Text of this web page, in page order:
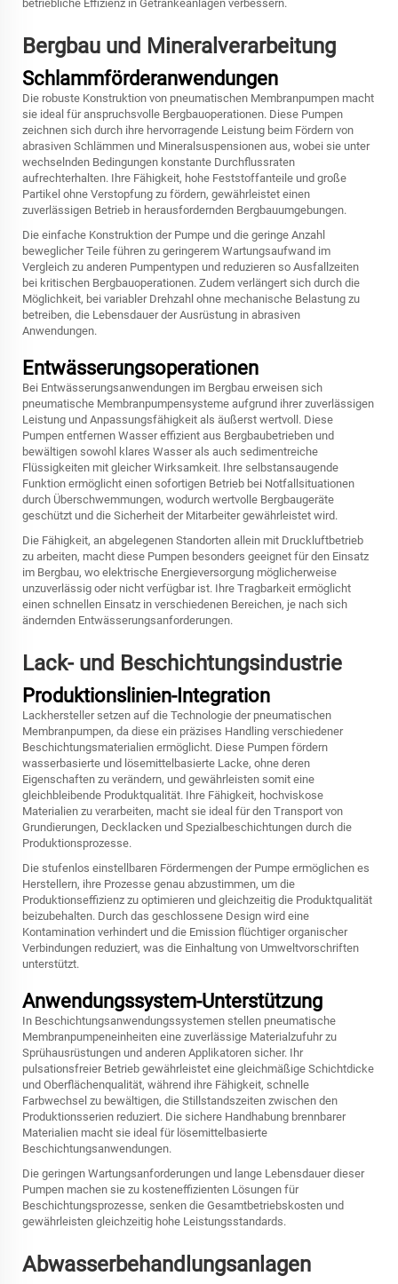
betriebliche Effizienz in Getränkeanlagen verbessern.
Bergbau und Mineralverarbeitung
Schlammförderanwendungen
Die robuste Konstruktion von pneumatischen Membranpumpen macht
sie ideal für anspruchsvolle Bergbauoperationen. Diese Pumpen
zeichnen sich durch ihre hervorragende Leistung beim Fördern von
abrasiven Schlämmen und Mineralsuspensionen aus, wobei sie unter
wechselnden Bedingungen konstante Durchflussraten
aufrechterhalten. Ihre Fähigkeit, hohe Feststoffanteile und große
Partikel ohne Verstopfung zu fördern, gewährleistet einen
zuverlässigen Betrieb in herausfordernden Bergbauumgebungen.
Die einfache Konstruktion der Pumpe und die geringe Anzahl
beweglicher Teile führen zu geringerem Wartungsaufwand im
Vergleich zu anderen Pumpentypen und reduzieren so Ausfallzeiten
bei kritischen Bergbauoperationen. Zudem verlängert sich durch die
Möglichkeit, bei variabler Drehzahl ohne mechanische Belastung zu
betreiben, die Lebensdauer der Ausrüstung in abrasiven
Anwendungen.
Entwässerungsoperationen
Bei Entwässerungsanwendungen im Bergbau erweisen sich
pneumatische Membranpumpensysteme aufgrund ihrer zuverlässigen
Leistung und Anpassungsfähigkeit als äußerst wertvoll. Diese
Pumpen entfernen Wasser effizient aus Bergbaubetrieben und
bewältigen sowohl klares Wasser als auch sedimentreiche
Flüssigkeiten mit gleicher Wirksamkeit. Ihre selbstansaugende
Funktion ermöglicht einen sofortigen Betrieb bei Notfallsituationen
durch Überschwemmungen, wodurch wertvolle Bergbaugeräte
geschützt und die Sicherheit der Mitarbeiter gewährleistet wird.
Die Fähigkeit, an abgelegenen Standorten allein mit Druckluftbetrieb
zu arbeiten, macht diese Pumpen besonders geeignet für den Einsatz
im Bergbau, wo elektrische Energieversorgung möglicherweise
unzuverlässig oder nicht verfügbar ist. Ihre Tragbarkeit ermöglicht
einen schnellen Einsatz in verschiedenen Bereichen, je nach sich
ändernden Entwässerungsanforderungen.
Lack- und Beschichtungsindustrie
Produktionslinien-Integration
Lackhersteller setzen auf die Technologie der pneumatischen
Membranpumpen, da diese ein präzises Handling verschiedener
Beschichtungsmaterialien ermöglicht. Diese Pumpen fördern
wasserbasierte und lösemittelbasierte Lacke, ohne deren
Eigenschaften zu verändern, und gewährleisten somit eine
gleichbleibende Produktqualität. Ihre Fähigkeit, hochviskose
Materialien zu verarbeiten, macht sie ideal für den Transport von
Grundierungen, Decklacken und Spezialbeschichtungen durch die
Produktionsprozesse.
Die stufenlos einstellbaren Fördermengen der Pumpe ermöglichen es
Herstellern, ihre Prozesse genau abzustimmen, um die
Produktionseffizienz zu optimieren und gleichzeitig die Produktqualität
beizubehalten. Durch das geschlossene Design wird eine
Kontamination verhindert und die Emission flüchtiger organischer
Verbindungen reduziert, was die Einhaltung von Umweltvorschriften
unterstützt.
Anwendungssystem-Unterstützung
In Beschichtungsanwendungssystemen stellen pneumatische
Membranpumpeneinheiten eine zuverlässige Materialzufuhr zu
Sprühausrüstungen und anderen Applikatoren sicher. Ihr
pulsationsfreier Betrieb gewährleistet eine gleichmäßige Schichtdicke
und Oberflächenqualität, während ihre Fähigkeit, schnelle
Farbwechsel zu bewältigen, die Stillstandszeiten zwischen den
Produktionsserien reduziert. Die sichere Handhabung brennbarer
Materialien macht sie ideal für lösemittelbasierte
Beschichtungsanwendungen.
Die geringen Wartungsanforderungen und lange Lebensdauer dieser
Pumpen machen sie zu kosteneffizienten Lösungen für
Beschichtungsprozesse, senken die Gesamtbetriebskosten und
gewährleisten gleichzeitig hohe Leistungsstandards.
Abwasserbehandlungsanlagen